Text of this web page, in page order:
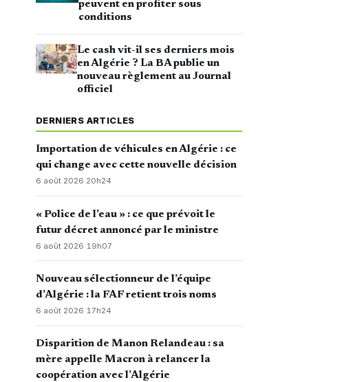
peuvent en profiter sous
conditions
Le cash vit-il ses derniers mois
en Algérie ? La BA publie un
nouveau règlement au Journal
officiel
DERNIERS ARTICLES
Importation de véhicules en Algérie : ce
qui change avec cette nouvelle décision
6 août 2026·20h24
« Police de l’eau » : ce que prévoit le
futur décret annoncé par le ministre
6 août 2026· 19h07
Nouveau sélectionneur de l’équipe
d’Algérie : la FAF retient trois noms
6 août 2026·17h24
Disparition de Manon Relandeau : sa
mère appelle Macron à relancer la
coopération avec l’Algérie